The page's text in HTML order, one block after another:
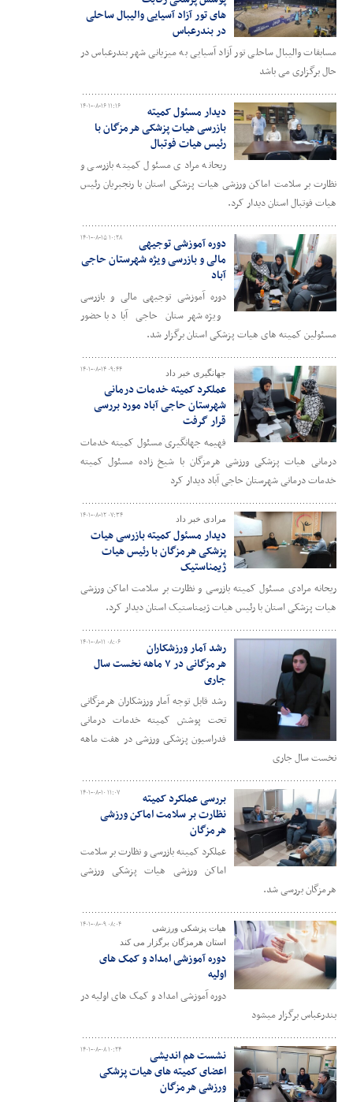
های تور آزاد آسیایی والیبال ساحلی
در بندرعباس
مسابقات والیبال ساحلی تور آزاد آسیایی به میزیانی شهر بندرعباس در
حال برگزاری می باشد
۱۴۰۱-۰۸-۱۶ ۱۱:۱۶
دیدار مسئول کمیته
بازرسی هیات پزشکی هرمزگان با
رئیس هیات فوتبال
ریحانه مرادی مسئول کمیته بازرسی و
نظارت بر سلامت اماکن ورزشی هیات پزشکی استان با رنجبریان رئیس
هیات فوتبال استان دیدار کرد.
۱۴۰۱-۰۸-۱۵ ۱۰:۲۸
دوره آموزشی توجیهی
مالی و بازرسی ویژه شهرستان حاجی
آباد
دوره آموزشی توجیهی مالی و بازرسی
ویژه شهرستان حاجی آباد با حضور
مسئولین کمیته های هیات پزشکی استان برگزار شد.
۱۴۰۱-۰۸-۱۴ ۰۹:۴۴ جهانگیری خبر داد
عملکرد کمیته خدمات درمانی
شهرستان حاجی آباد مورد بررسی
قرار گرفت
فهیمه جهانگیری مسئول کمیته خدمات
درمانی هیات پزشکی ورزشی هرمزگان با شیخ زاده مسئول کمیته
خدمات درمانی شهرستان حاجی آباد دیدار کرد
۱۴۰۱-۰۸-۱۲ ۰۷:۳۴ مرادی خبر داد
دیدار مسئول کمیته بازرسی هیات
پزشکی هرمزگان با رئیس هیات
ژیمناستیک
ریحانه مرادی مسئول کمیته بازرسی و نظارت بر سلامت اماکن ورزشی
هیات پزشکی استان با رئیس هیات ژیمناستیک استان دیدار کرد.
۱۴۰۱-۰۸-۱۱ ۰۸:۰۶
رشد آمار ورزشکاران
هرمزگانی در ۷ ماهه نخست سال
جاری
رشد قابل توجه آمار ورزشکاران هرمزگانی
تحت پوشش کمیته خدمات درمانی
فدراسیون پزشکی ورزشی در هفت ماهه
نخست سال جاری
۱۴۰۱-۰۸-۱۰ ۱۱:۰۷
بررسی عملکرد کمیته
نظارت بر سلامت اماکن ورزشی
هرمزگان
عملکرد کمیته بازرسی و نظارت بر سلامت
اماکن ورزشی هیات پزشکی ورزشی
هرمزگان بررسی شد.
۱۴۰۱-۰۸-۰۹ ۰۸:۰۴
هیات پزشکی ورزشی
استان هرمزگان برگزار می کند
دوره آموزشی امداد و کمک های
اولیه
دوره آموزشی امداد و کمک های اولیه در
بندرعباس برگزار میشود
۱۴۰۱-۰۸-۰۸ ۱۰:۲۴
نشست هم اندیشی
اعضای کمیته های هیات پزشکی
ورزشی هرمزگان